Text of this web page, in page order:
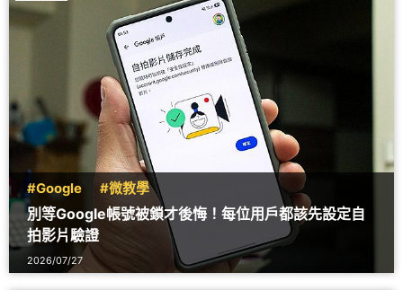
#Google #微教學
別等Google帳號被鎖才後悔！每位用戶都該先設定自
拍影片驗證
2026/07/27